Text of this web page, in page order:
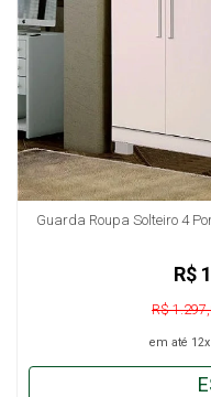
Guarda Roupa Solteiro 4
R$
em até 12x
R$